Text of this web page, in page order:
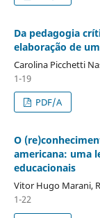
Da pedagogia
elaboração de
Carolina Picchetti
1-19
PDF/A
O
americana: uma
educacionais
Vitor Hugo Marani,
1-22